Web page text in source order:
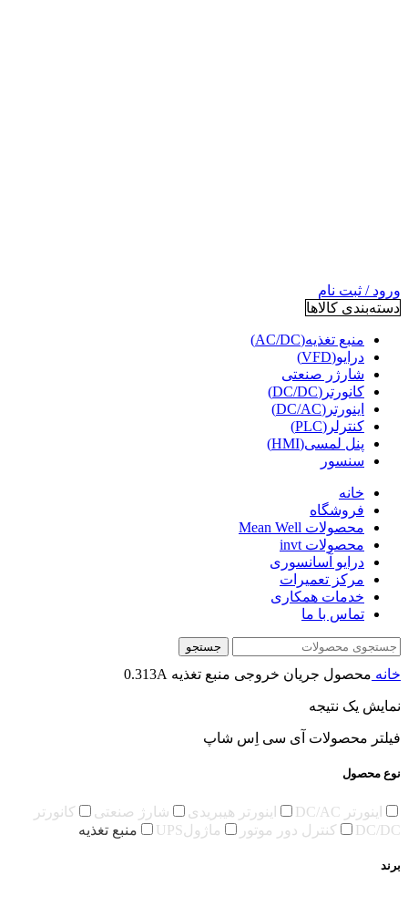
ورود / ثبت نام
دسته‌بندی کالاها
منبع تغذیه(AC/DC)
درایو(VFD)
شارژر صنعتی
کانورتر(DC/DC)
اینورتر(DC/AC)
کنترلر(PLC)
پنل لمسی(HMI)
سنسور
خانه
فروشگاه
محصولات Mean Well
محصولات invt
درایو آسانسوری
مرکز تعمیرات
خدمات همکاری
تماس با ما
جستجو
خانه محصول جریان خروجی منبع تغذیه 0.313A
نمایش یک نتیجه
فیلتر محصولات آی سی اِس شاپ
نوع محصول
اینورتر DC/AC اینورتر هیبریدی شارژ صنعتی
کانورتر
DC/DC
کنترل دور موتور ماژولUPS منبع تغذیه
برند